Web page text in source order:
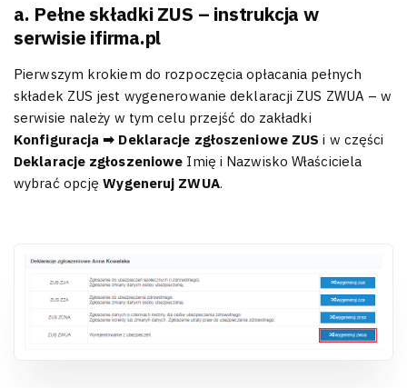
a. Pełne składki ZUS – instrukcja w
serwisie ifirma.pl
Pierwszym krokiem do rozpoczęcia opłacania pełnych
składek ZUS jest wygenerowanie deklaracji ZUS ZWUA – w
serwisie należy w tym celu przejść do zakładki
Konfiguracja ➡ Deklaracje zgłoszeniowe ZUS i w części
Deklaracje zgłoszeniowe Imię i Nazwisko Właściciela
wybrać opcjęWygeneruj ZWUA.